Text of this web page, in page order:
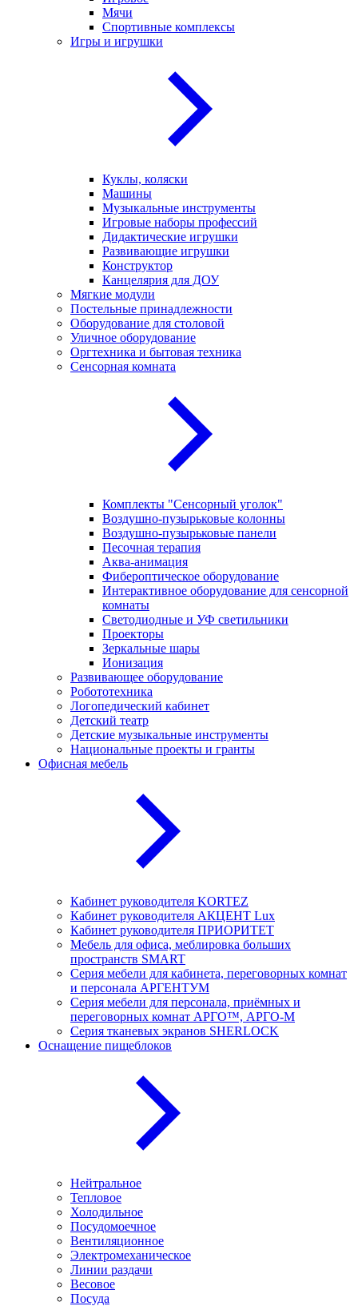
Мячи
Спортивные комплексы
Игры и игрушки
Куклы, коляски
Машины
Музыкальные инструменты
Игровые наборы профессий
Дидактические игрушки
Развивающие игрушки
Конструктор
Канцелярия для ДОУ
Мягкие модули
Постельные принадлежности
Оборудование для столовой
Уличное оборудование
Оргтехника и бытовая техника
Сенсорная комната
Комплекты "Сенсорный уголок"
Воздушно-пузырьковые колонны
Воздушно-пузырьковые панели
Песочная терапия
Аква-анимация
Фибероптическое оборудование
Интерактивное оборудование для сенсорной
комнаты
Светодиодные и УФ светильники
Проекторы
Зеркальные шары
Ионизация
Развивающее оборудование
Робототехника
Логопедический кабинет
Детский театр
Детские музыкальные инструменты
Национальные проекты и гранты
Офисная мебель
Кабинет руководителя KORTEZ
Кабинет руководителя АКЦЕНТ Lux
Кабинет руководителя ПРИОРИТЕТ
Мебель для офиса, меблировка больших
пространств SMART
Серия мебели для кабинета, переговорных комнат
и персонала АРГЕНТУМ
Серия мебели для персонала, приёмных и
переговорных комнат АРГО™, АРГО-М
Серия тканевых экранов SHERLOCK
Оснащение пищеблоков
Нейтральное
Тепловое
Холодильное
Посудомоечное
Вентиляционное
Электромеханическое
Линии раздачи
Весовое
Посуда